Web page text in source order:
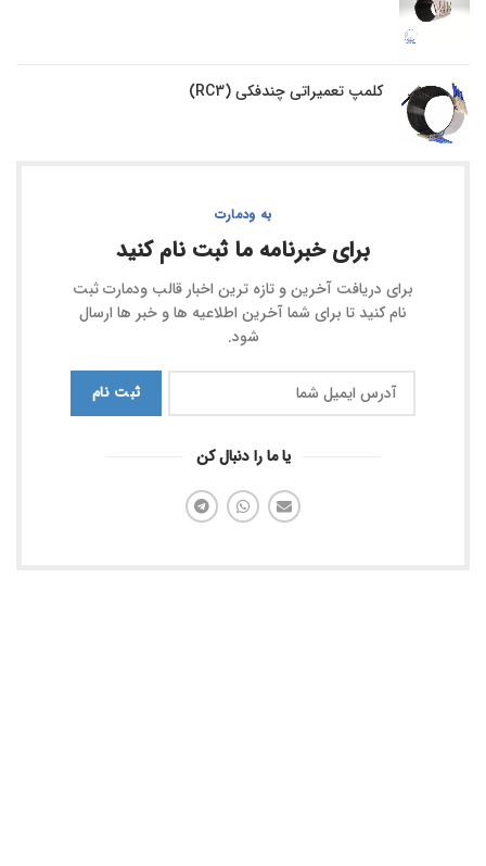
کلمپ تعمیراتی چندفکی (RC3)
به ودمارت
برای خبرنامه ما ثبت نام کنید
برای دریافت آخرین و تازه ترین اخبار قالب ودمارت ثبت
نام کنید تا برای شما آخرین اطلاعیه ها و خبر ها ارسال
شود.
یا ما را دنبال کن